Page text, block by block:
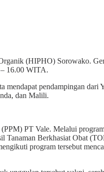
(HIPHO) Sorowako.
– 16.00 WITA.
pendampingan dari
dan Malili.
PT Vale. Melalui
Tanaman Berkhasiat Obat
program tersebut